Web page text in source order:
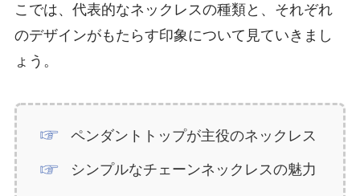
こでは、代表的なネックレスの種類と、それぞれ
のデザインがもたらす印象について見ていきまし
ょう。
ペンダントトップが主役のネックレス
シンプルなチェーンネックレスの魅力